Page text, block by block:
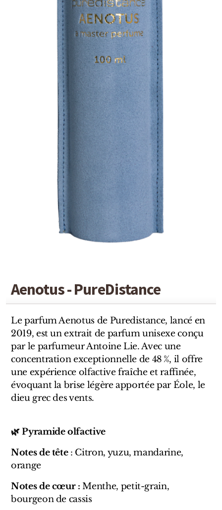
Aenotus - PureDistance
Le parfum Aenotus de Puredistance, lancé en
2019, est un extrait de parfum unisexe conçu
par le parfumeur Antoine Lie. Avec une
concentration exceptionnelle de 48 %, il offre
une expérience olfactive fraîche et raffinée,
évoquant la brise légère apportée par Éole, le
dieu grec des vents.
🌿 Pyramide olfactive
Notes de tête : Citron, yuzu, mandarine,
orange
Notes de cœur : Menthe, petit-grain,
bourgeon de cassis
Maitre Parfumeur et Gantier
Stéphane Humbert Lucas
The Different Company
Perris Monte-carlo
Eau D'Italie
Santa Maria Novella
Profumum Roma
Marques Suisses
Créateur Olfactif Genève
Sam William
Marques Néerlandaises
Pure Distance
Marques Anglaises